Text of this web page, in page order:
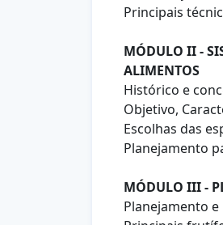
Principais
MÓDULO II -
ALIMENTOS
Histórico e
Objetivo,
Escolhas das
Planejamento
MÓDULO III -
Planejamento